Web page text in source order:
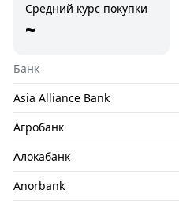
Средний курс покупки
~
Банк
Asia Alliance Bank
Агробанк
Алокабанк
Anorbank